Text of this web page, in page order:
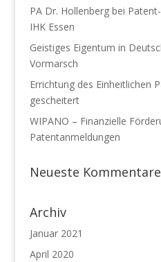
PA Dr. Hollenberg bei
IHK Essen
Geistiges Eigentum in
Vormarsch
Errichtung des Einheitlichen
gescheitert
WIPANO – Finanzielle
Patentanmeldungen
Neueste Kommentare
Archiv
Januar 2021
April 2020